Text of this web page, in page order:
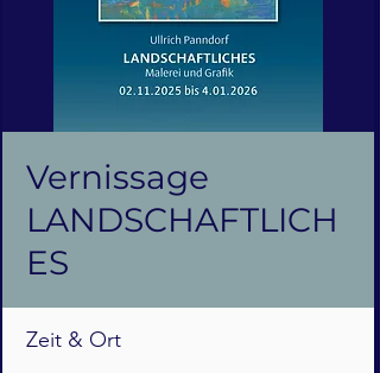
Vernissage
LANDSCHAFTLICH
ES
Zeit & Ort